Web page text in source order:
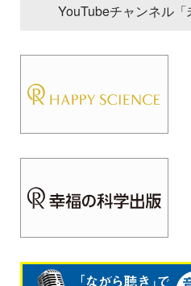
YouTubeチャンネル